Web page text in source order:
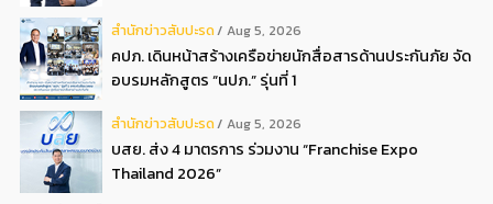
สํานักข่าวสับปะรด Aug 5, 2026
คปภ. เดินหน้าสร้างเครือข่ายนักสื่อสารด้านประกันภัย จัด
อบรมหลักสูตร “นปภ.” รุ่นที่ 1
สํานักข่าวสับปะรด Aug 5, 2026
บสย. ส่ง 4 มาตรการ ร่วมงาน “Franchise Expo
Thailand 2026”